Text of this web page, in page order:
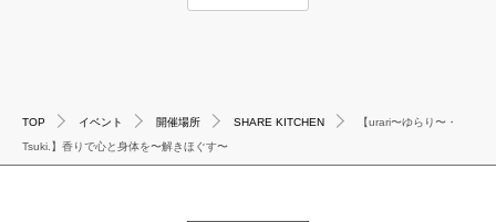
TOP イベント 開催場所 SHARE KITCHEN
【urari〜ゆらり〜・
Tsuki.】香りで心と身体を〜解きほぐす〜